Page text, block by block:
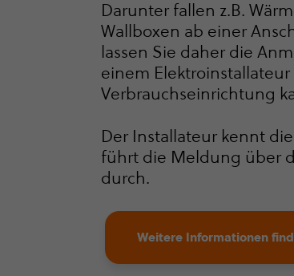
Darunter fallen z.B.
Wallboxen ab einer
lassen Sie daher die
einem
Verbrauchs­ein­rich­tung
Der Installateur kennt
führt die Meldung über
durch.
Weitere Informationen